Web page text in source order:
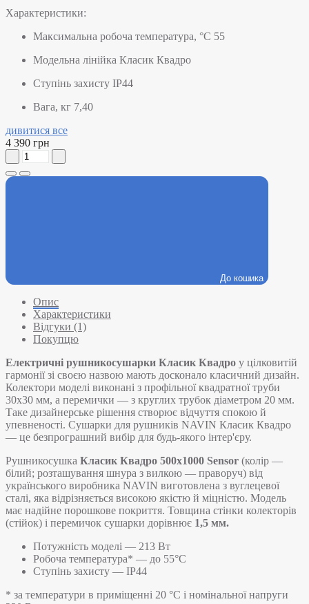
Характеристики:
Максимальна робоча температура, °C 55
Модельна лінійка Класик Квадро
Ступінь захисту IP44
Вага, кг 7,40
дивитися все
4 390 грн
До кошика
Опис
Характеристики
Відгуки (1)
Покупцю
Електричні рушникосушарки Класик Квадро у цілковитій
гармонії зі своєю назвою мають досконало класичний дизайн.
Колектори моделі виконані з профільної квадратної труби
30х30 мм, а перемички — з круглих трубок діаметром 20 мм.
Таке дизайнерське рішення створює відчуття спокою й
упевненості. Сушарки для рушників NAVIN Класик Квадро
— це безпрограшний вибір для будь-якого інтер'єру.
Рушникосушка Класик Квадро 500х1000 Sensor (колір —
білий; розташування шнура з вилкою — праворуч) від
українського виробника NAVIN виготовлена з вуглецевої
сталі, яка відрізняється високою якістю й міцністю. Модель
має надійне порошкове покриття. Товщина стінки колекторів
(стійок) і перемичок сушарки дорівнює 1,5 мм.
Потужність моделі — 213 Вт
Робоча температура* — до 55°C
Ступінь захисту — IP44
* за температури в приміщенні 20 °С і номінальної напруги